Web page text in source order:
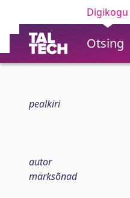
Digikogu
Otsing
pealkiri
autor
märksõnad